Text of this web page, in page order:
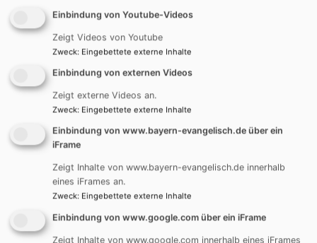
Der Kirchenvorstand einer Gemeinde wird jeweils
für sechs Jahre gewählt und gestaltet während
dieser Zeit die Entwicklung der Gemeinde. Dazu
gehört u.a. die Verantwortung für das
gottesdienstliche Leben, die Kirchenmusik und die
verschiedenen Bereiche der Gemeindearbeit.
Einbindung von Youtube-Videos
Zeigt Videos von Youtube
Zweck: Eingebettete externe Inhalte
Einbindung von externen Videos
Zeigt externe Videos an.
Zweck: Eingebettete externe Inhalte
Einbindung von www.bayern-evangelisch.de über ein
iFrame
Zeigt Inhalte von www.bayern-evangelisch.de innerhalb
eines iFrames an.
Zweck: Eingebettete externe Inhalte
Einbindung von www.google.com über ein iFrame
Zeigt Inhalte von www.google.com innerhalb eines iFrames